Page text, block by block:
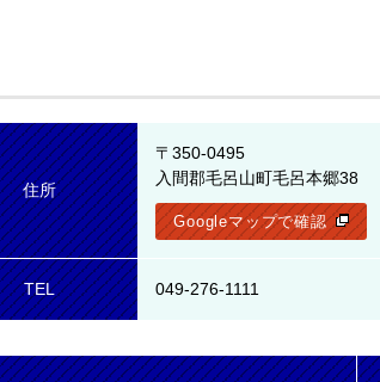
住所
〒350-0495
入間郡毛呂山町毛呂本郷38
Googleマップで確認
TEL 049-276-1111